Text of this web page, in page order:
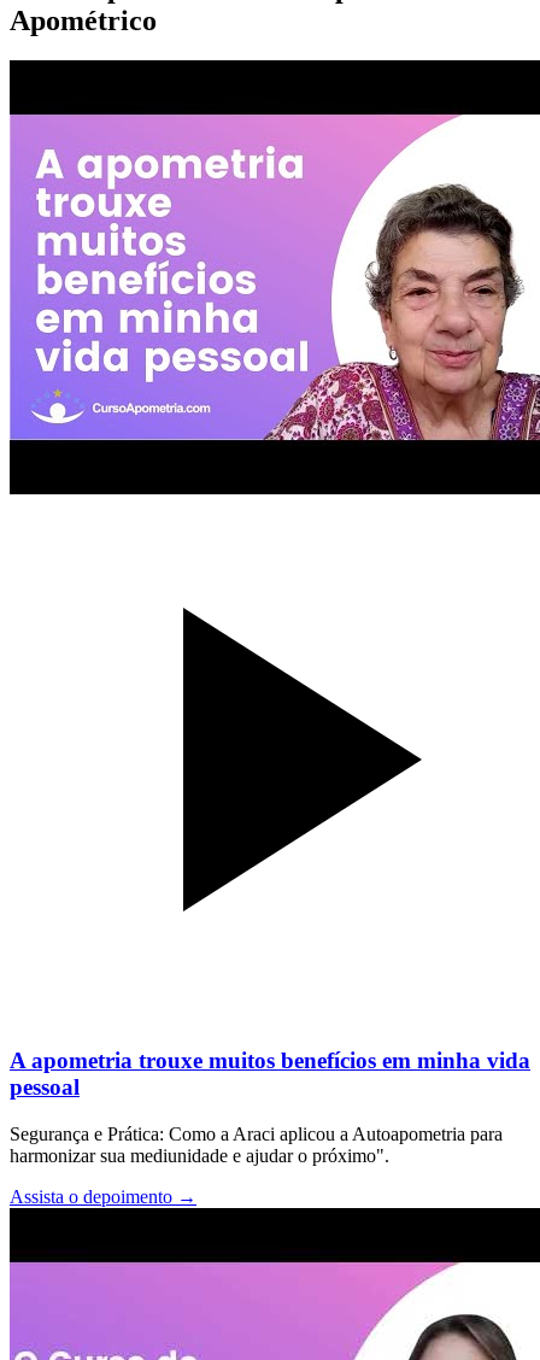
Apométrico
A apometria trouxe muitos benefícios em minha vida
pessoal
Segurança e Prática: Como a Araci aplicou a Autoapometria para
harmonizar sua mediunidade e ajudar o próximo".
Assista o depoimento →